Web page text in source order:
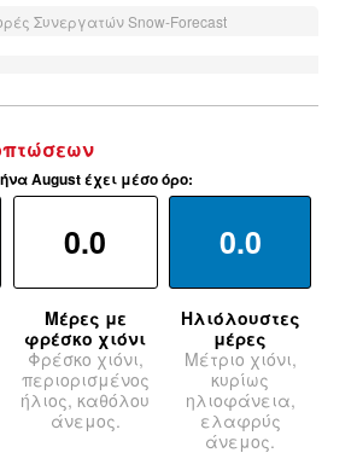
Συνεργατών Snow-Forecast
August έχει μέσο όρο:
0.0
Μέρες με
φρέσκο χιόνι
Φρέσκο χιόνι,
περιορισμένος
ήλιος, καθόλου
άνεμος.
0.0
Ηλιόλουστες
μέρες
Μέτριο χιόνι,
κυρίως
ηλιοφάνεια,
ελαφρύς
άνεμος.